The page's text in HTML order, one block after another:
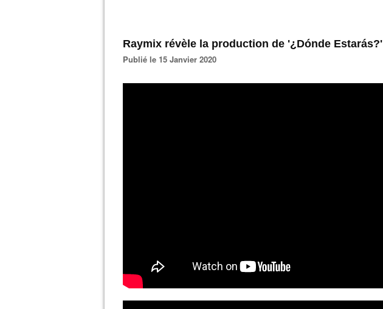
Raymix révèle la production de '¿Dónde Estarás?'
Publié le 15 Janvier 2020